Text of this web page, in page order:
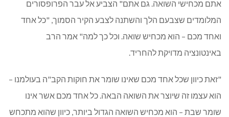
אתם מכחישי השואה. גם אתם" הצביע אל עבר הפרופסורים
המלומדים שצבעם הלך והשתנה לצבע הקיר הסמוך, "כל אחד
ואחד מכם – הוא מכחיש שואה. וכל כך למה" אמר הרב
באינטונציה מדויקת להחריד.
"זאת כיוון שכל אחד מכם שאינו שומר את חוקות הקב"ה בעולמנו –
הוא עצמו זה שיוצר את השואה הבאה. כל אחד מכם אשר אינו
שומר שבת – הוא מכחיש השואה הגדול ביותר, כיוון שהוא מתכחש